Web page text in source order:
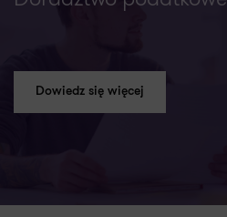
Dowiedz się więcej